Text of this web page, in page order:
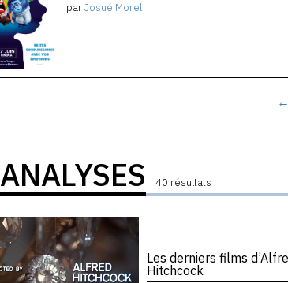
parJosué Morel
←
ANALYSES 40 résultats
Les derniers films
Hitchcock